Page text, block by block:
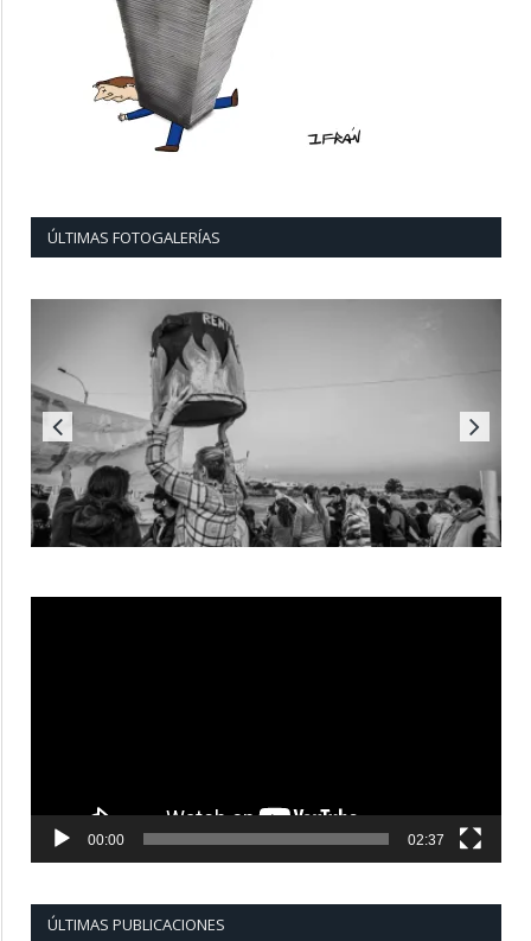
ÚLTIMAS FOTOGALERÍAS
00:00 02:37
ÚLTIMAS PUBLICACIONES